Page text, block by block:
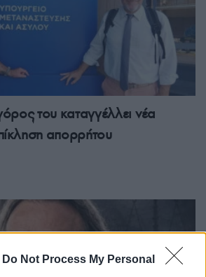
Do Not Process My Personal
του καταγγέλλει νέα
απορρήτου